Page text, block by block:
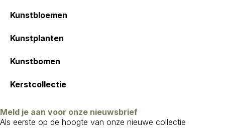
Kunstbloemen
Kunstplanten
Kunstbomen
Kerstcollectie
Meld je aan voor onze nieuwsbrief
Als eerste op de hoogte van onze nieuwe collectie